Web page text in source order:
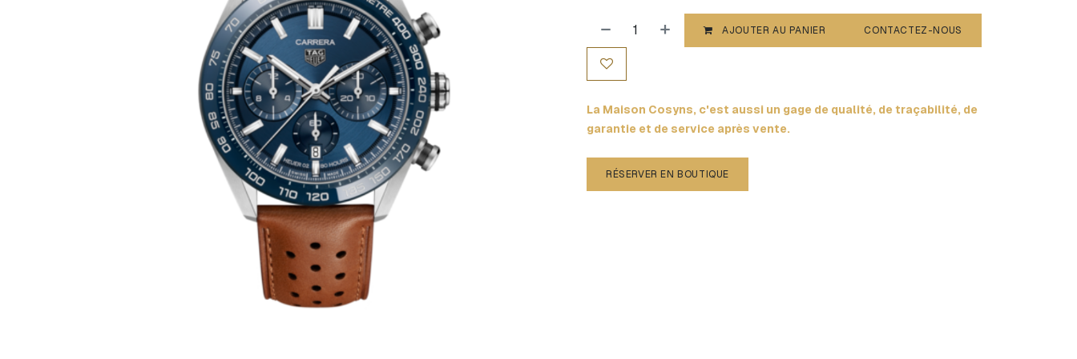
AJOUTER AU PANIER CONTACTEZ-NOUS
La Maison Cosyns, c'est aussi un gage de qualité, de traçabilité, de
garantie et de service après vente.
RÉSERVER EN BOUTIQUE